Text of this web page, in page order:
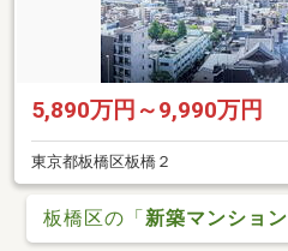
5,890万円～9,990万円
東京都板橋区板橋２
板橋区の「新築マンション